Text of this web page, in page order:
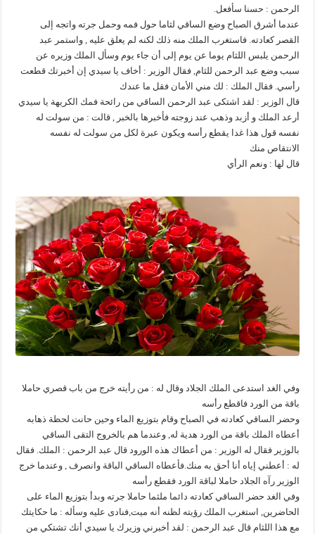
الرحمن : حسنا سأفعل.
عندما أشرق الصباح وضع الساقي لثاما حول فمه وحمل جرته واتجه إلى
القصر كعادته. فاستغرب الملك منه ذلك لكنه لم يعلق عليه , واستمر عبد
الرحمن يلبس اللثام يوما عن يوم إلى أن جاء يوم وسأل الملك وزيره عن
سبب وضع عبد الرحمن للثام, فقال الوزير : أخاف يا سيدي إن أخبرتك قطعت
رأسي. فقال الملك : لك مني الأمان فقل ما عندك
قال الوزير : لقد اشتكى عبد الرحمن الساقي من رائحة فمك الكريهة يا سيدي
أرعد الملك و أزبد وذهب عند زوجته فأخبرها بالخبر , قالت : من سولت له
نفسه قول هذا غدا يقطع رأسه ويكون عبرة لكل من سولت له نفسه
الانتقاص منك
قال لها : ونعم الرأي
وفي الغد استدعى الملك الجلاد وقال له : من رأيته خرج من باب قصري حاملا
باقة من الورد فاقطع رأسه
وحضر الساقي كعادته في الصباح وقام بتوزيع الماء وحين حانت لحظة ذهابه
أعطاه الملك باقة من الورد هدية له, وعندما هم بالخروج التقى الساقي
بالوزير فقال له الوزير : من أعطاك هذه الورود قال عبد الرحمن : الملك. فقال
له : أعطني إياه أنا أحق به منك.فأعطاه الساقي الباقة وانصرف , وعندما خرج
الوزير رآه الجلاد حاملا لباقة الورد فقطع رأسه
وفي الغد حضر الساقي كعادته دائما ملثما حاملا جرته وبدأ بتوزيع الماء على
الحاضرين, استغرب الملك رؤيته لظنه أنه ميت,فنادى عليه وسأله : ما حكايتك
مع هذا اللثام قال عبد الرحمن : لقد أخبرني وزيرك يا سيدي أنك تشتكي من